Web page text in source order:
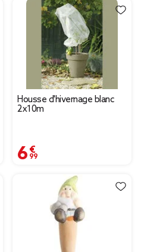
Housse d'hivernage blanc
2x10m
6,99 €